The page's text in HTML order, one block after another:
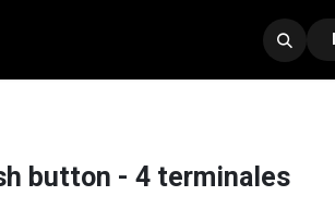
button - 4 terminales